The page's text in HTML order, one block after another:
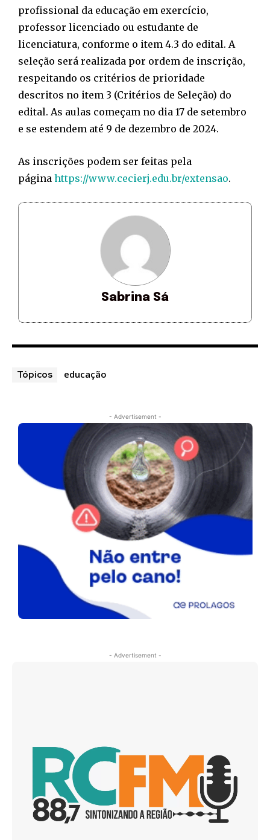
profissional da educação em exercício,
professor licenciado ou estudante de
licenciatura, conforme o item 4.3 do edital. A
seleção será realizada por ordem de inscrição,
respeitando os critérios de prioridade
descritos no item 3 (Critérios de Seleção) do
edital. As aulas começam no dia 17 de setembro
e se estendem até 9 de dezembro de 2024.
As inscrições podem ser feitas pela
página https://www.cecierj.edu.br/extensao.
Sabrina Sá
Tópicos educação
- Advertisement -
- Advertisement -